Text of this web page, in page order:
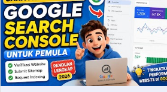
ekonomi…